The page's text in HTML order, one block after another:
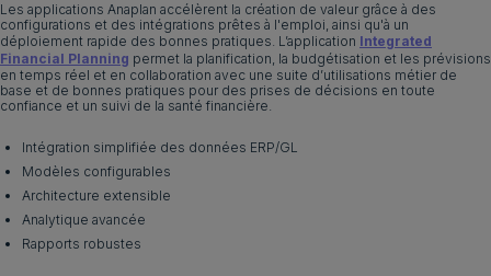
Les applications Anaplan accélèrent la création de valeur grâce à des
configurations et des intégrations prêtes à l'emploi, ainsi qu'à un
déploiement rapide des bonnes pratiques. L’application Integrated
Financial Planning permet la planification, la budgétisation et les prévisions
en temps réel et en collaboration avec une suite d’utilisations métier de
base et de bonnes pratiques pour des prises de décisions en toute
confiance et un suivi de la santé financière.
Intégration simplifiée des données ERP/GL
Modèles configurables
Architecture extensible
Analytique avancée
Rapports robustes